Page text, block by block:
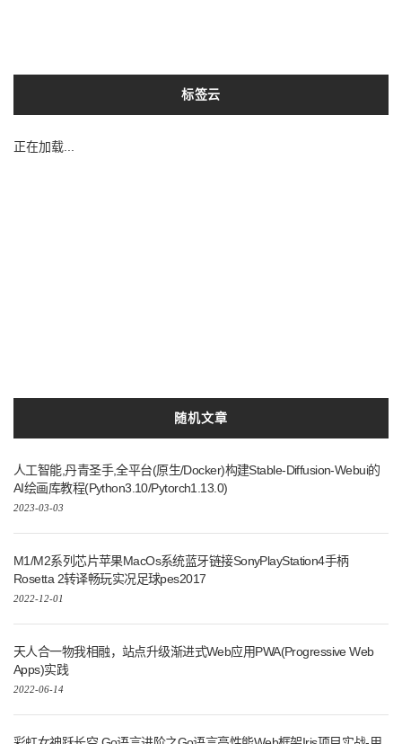
标签云
正在加载...
随机文章
人工智能,丹青圣手,全平台(原生/Docker)构建Stable-Diffusion-Webui的
AI绘画库教程(Python3.10/Pytorch1.13.0)
2023-03-03
M1/M2系列芯片苹果MacOs系统蓝牙链接SonyPlayStation4手柄
Rosetta 2转译畅玩实况足球pes2017
2022-12-01
天人合一物我相融，站点升级渐进式Web应用PWA(Progressive Web
Apps)实践
2022-06-14